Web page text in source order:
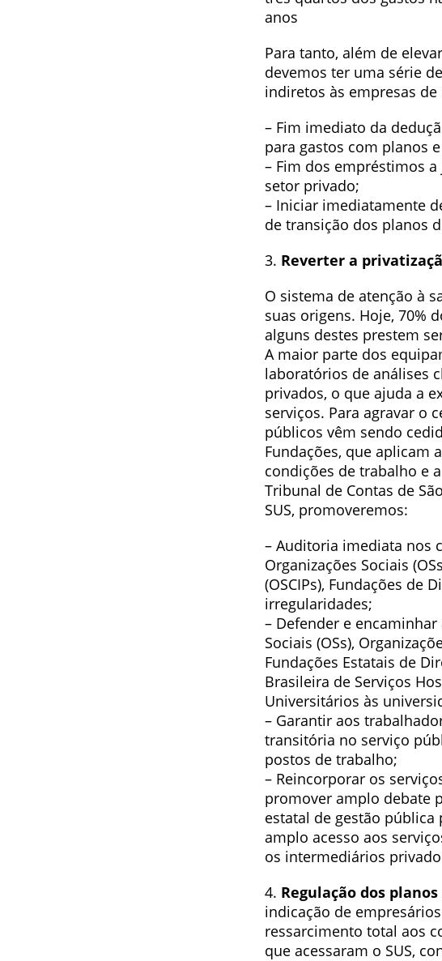
anos
Para tanto, além de
devemos ter uma série
indiretos às empresas
– Fim imediato da
para gastos com planos
– Fim dos empréstimos
setor privado;
– Iniciar imediatamente
de transição dos planos
3. Reverter a
O sistema de atenção à
suas origens. Hoje, 70%
alguns destes prestem
A maior parte dos
laboratórios de análises
privados, o que ajuda a
serviços. Para agravar o
públicos vêm sendo
Fundações, que aplicam
condições de trabalho e
Tribunal de Contas de
SUS, promoveremos:
– Auditoria imediata nos
Organizações Sociais
(OSCIPs), Fundações de
irregularidades;
– Defender e
Sociais (OSs),
Fundações Estatais de
Brasileira de Serviços
Universitários às
– Garantir aos
transitória no serviço
postos de trabalho;
– Reincorporar os
promover amplo debate
estatal de gestão pública
amplo acesso aos
os intermediários
4. Regulação dos
indicação de
ressarcimento total aos
que acessaram o SUS,